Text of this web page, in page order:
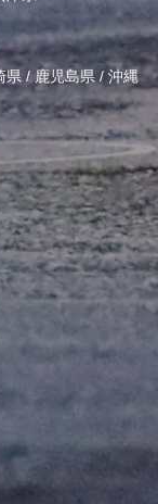
県 /鹿児島県 / 沖縄